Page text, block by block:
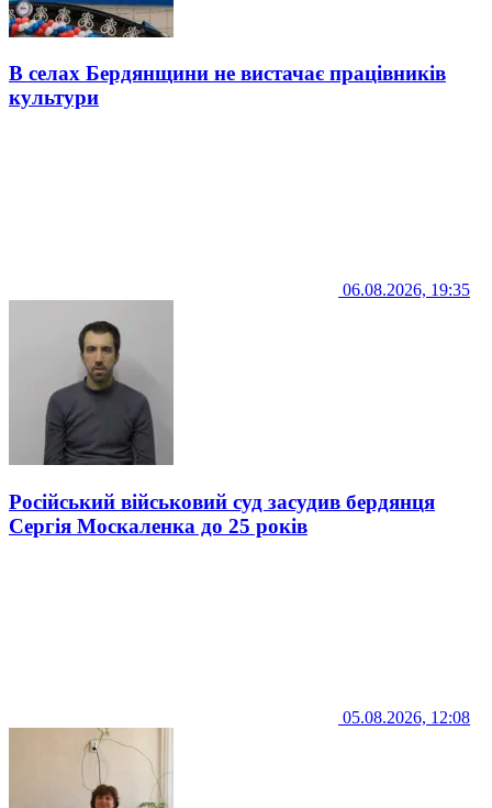
В селах Бердянщини не вистачає працівників
культури
06.08.2026, 19:35
Російський військовий суд засудив бердянця
Сергія Москаленка до 25 років
05.08.2026, 12:08